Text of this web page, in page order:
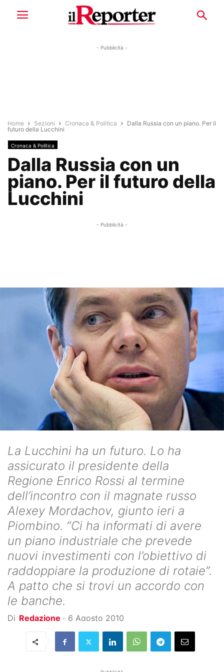
- Pubblicità -
Home Sezioni Cronaca & Politica
Dalla Russia con un piano. Per il
futuro della Lucchini
Cronaca & Politica
Dalla Russia con un
piano. Per il futuro della
Lucchini
- Pubblicità -
La Lucchini ha un futuro. Lo ha
assicurato il presidente della
Regione Enrico Rossi al termine
dell’incontro con il magnate russo
Alexey Mordachov, giunto ieri a
Piombino. “Ci ha informati di avere
un piano industriale che prevede
nuovi investimenti con l’obiettivo di
raddoppiare la produzione di rotaie”.
A patto che si trovi un accordo con
le banche.
Di Redazione - 6 Agosto 2010